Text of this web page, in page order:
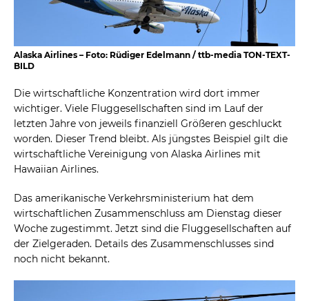
Alaska Airlines – Foto: Rüdiger Edelmann / ttb-media TON-TEXT-
BILD
Die wirtschaftliche Konzentration wird dort immer
wichtiger. Viele Fluggesellschaften sind im Lauf der
letzten Jahre von jeweils finanziell Größeren geschluckt
worden. Dieser Trend bleibt. Als jüngstes Beispiel gilt die
wirtschaftliche Vereinigung von Alaska Airlines mit
Hawaiian Airlines.
Das amerikanische Verkehrsministerium hat dem
wirtschaftlichen Zusammenschluss am Dienstag dieser
Woche zugestimmt. Jetzt sind die Fluggesellschaften auf
der Zielgeraden. Details des Zusammenschlusses sind
noch nicht bekannt.